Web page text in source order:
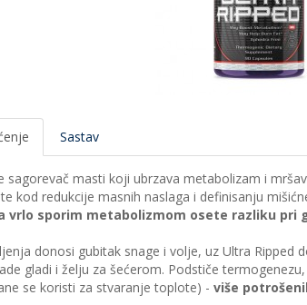
Sastav
sagorevač masti koji ubrzava metabolizam i
kod redukcije masnih naslaga i definisanju
vrlo sporim metabolizmom osete razliku pri
donosi gubitak snage i volje, uz Ultra Ripped
gladi i želju za šećerom. Podstiče
se koristi za stvaranje toplote) - više